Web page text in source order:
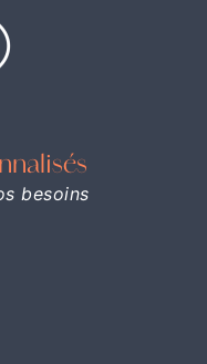
besoins